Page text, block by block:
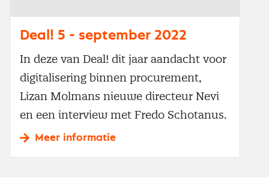
Deal! 5 - september 2022
In deze van Deal! dit jaar aandacht voor
digitalisering binnen procurement,
Lizan Molmans nieuwe directeur Nevi
en een interview met Fredo Schotanus.
Meer informatie